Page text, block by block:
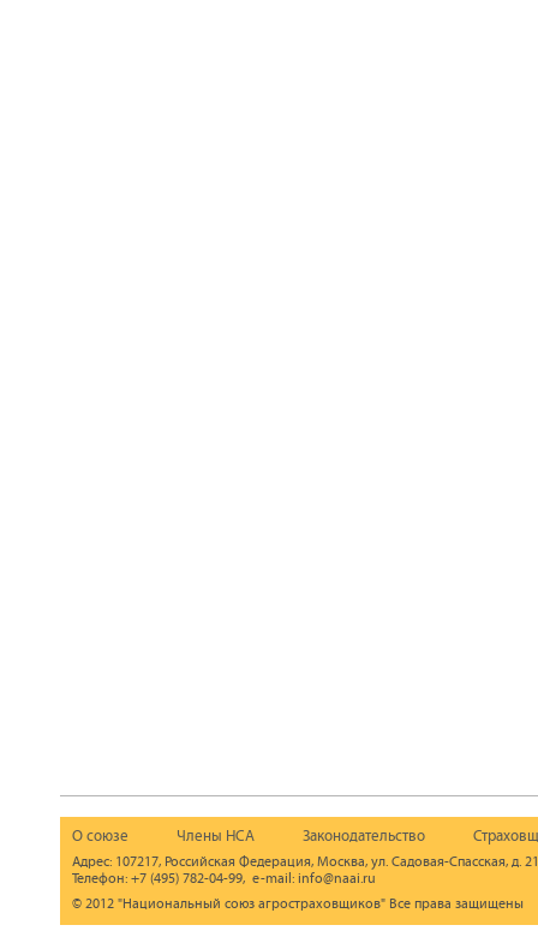
О союзе Члены НСА Законодательство
Адрес: 107217, Российская Федерация, Москва, ул. Садовая-Спасская, д.
Телефон: +7 (495) 782-04-99, e-mail: info@naai.ru
© 2012 "Национальный союз агростраховщиков" Все права защищены